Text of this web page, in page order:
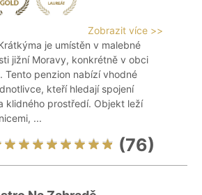
Zobrazit více >>
je umístěn v malebné
jižní Moravy, konkrétně v obci
Tento penzion nabízí vhodné
kteří hledají spojení
klidného prostředí. Objekt leží
...
(76)